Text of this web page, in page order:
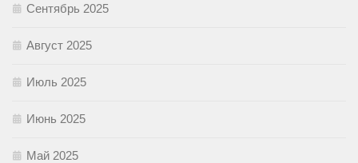
Сентябрь 2025
Август 2025
Июль 2025
Июнь 2025
Май 2025